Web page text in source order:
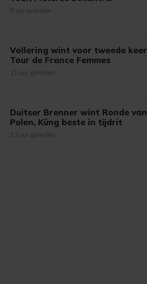
9 uur geleden
Vollering wint voor tweede keer
Tour de France Femmes
11 uur geleden
Duitser Brenner wint Ronde van
Polen, Küng beste in tijdrit
13 uur geleden